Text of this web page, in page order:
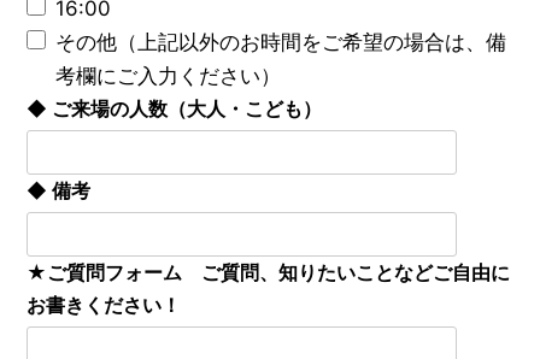
16:00
その他（上記以外のお時間をご希望の場合は、備
考欄にご入力ください）
◆ ご来場の人数（大人・こども）
◆ 備考
★ご質問フォーム ご質問、知りたいことなどご自由に
お書きください！